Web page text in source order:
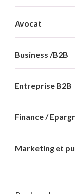
Avocat
Business /B2B
Entreprise B2B
Finance /
Marketing et